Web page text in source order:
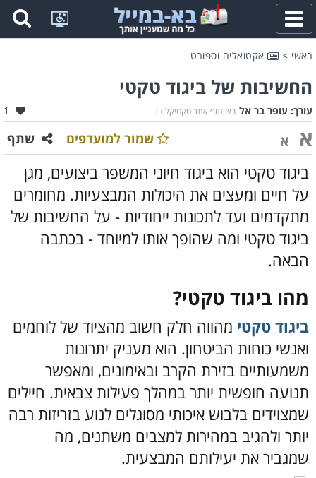
פתח
תפריט
ראשי > אקטואליה וספורט
החשיבות של ביגוד טקטי
בשיתוף אתר טקטיקל זון עורך: עופר בר אל 1
א א שתף שמור למועדפים
ביגוד טקטי הוא ביגוד חיוני המשפר ביצועים, מגן
על חיים ומעצים את היכולות המבצעיות. מחומרים
מתקדמים ועד לתכונות ייחודיות - על החשיבות של
ביגוד טקטי ומה שהופך אותו למיוחד - בכתבה
הבאה.
מהו ביגוד טקטי?
ביגוד טקטי מהווה חלק חשוב מהציוד של לוחמים
ואנשי כוחות הביטחון. הוא מעניק יתרונות
משמעותיים בזירת הקרב ובאימונים, ומאפשר
תנועה חופשית יותר במהלך פעילות צבאית. חיילים
שמצוידים בלבוש איכותי מסוגלים לנוע בזריזות רבה
יותר ולהגיב במהירות למצבים משתנים, מה
שמגביר את יעילותם המבצעית.